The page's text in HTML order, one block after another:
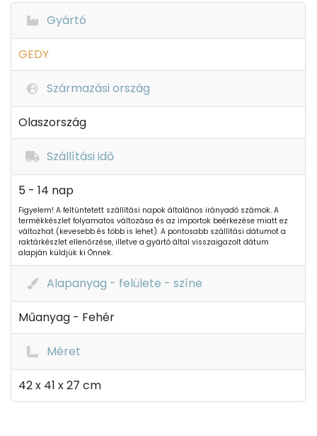
Gyártó
GEDY
Származási ország
Olaszország
Szállítási idő
5 - 14 nap
Figyelem! A feltüntetett szállítási napok általános irányadó számok. A
termékkészlet folyamatos változása és az importok beérkezése miatt ez
változhat (kevesebb és több is lehet). A pontosabb szállítási dátumot a
raktárkészlet ellenőrzése, illetve a gyártó által visszaigazolt dátum
alapján küldjük ki Önnek.
Alapanyag - felülete - színe
Műanyag - Fehér
Méret
42 x 41 x 27 cm